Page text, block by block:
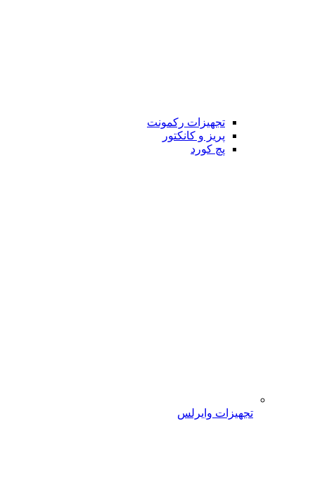
تجهیزات رکمونت
پریز و کانکتور
پچ کورد
تجهیزات وایرلس